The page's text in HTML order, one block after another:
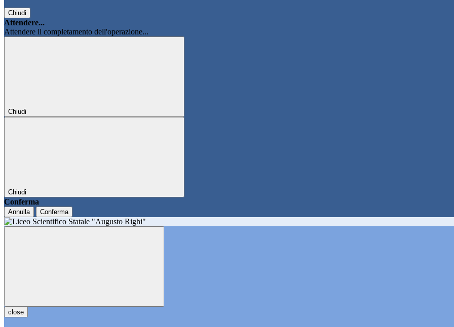
Chiudi
Attendere...
Attendere il completamento dell'operazione...
Chiudi
Chiudi
Conferma
Annulla Conferma
close